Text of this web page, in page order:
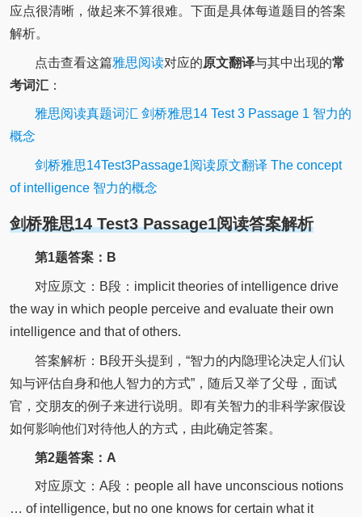
应点很清晰，做起来不算很难。下面是具体每道题目的答案
解析。
点击查看这篇雅思阅读对应的原文翻译与其中出现的常
考词汇：
雅思阅读真题词汇 剑桥雅思14 Test 3 Passage 1 智力的
概念
剑桥雅思14Test3Passage1阅读原文翻译 The concept
of intelligence 智力的概念
剑桥雅思14 Test3 Passage1阅读答案解析
第1题答案：B
对应原文：B段：implicit theories of intelligence drive
the way in which people perceive and evaluate their own
intelligence and that of others.
答案解析：B段开头提到，“智力的内隐理论决定人们认
知与评估自身和他人智力的方式”，随后又举了父母，面试
官，交朋友的例子来进行说明。即有关智力的非科学家假设
如何影响他们对待他人的方式，由此确定答案。
第2题答案：A
对应原文：A段：people all have unconscious notions
… of intelligence, but no one knows for certain what it